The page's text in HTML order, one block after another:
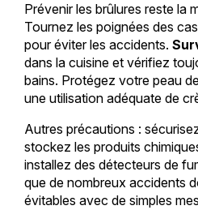
Prévenir les brûlures reste la
Tournez les poignées des
pour éviter les accidents.
dans la cuisine et vérifiez
bains. Protégez votre peau
une utilisation adéquate de
Autres précautions :
stockez les produits
installez des détecteurs de
que de nombreux accidents
évitables avec de simples